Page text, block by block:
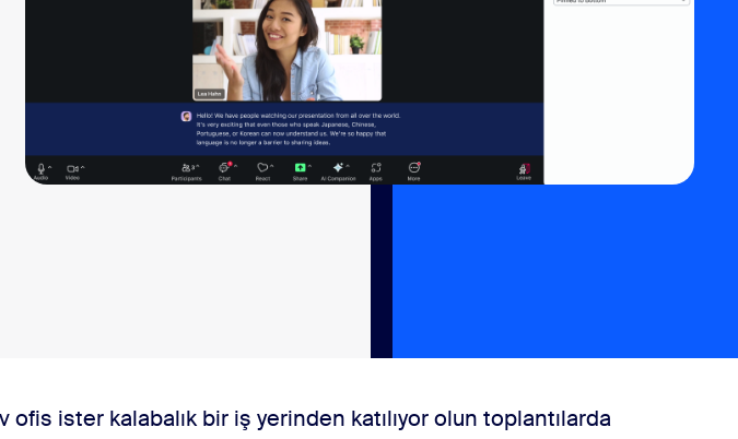
ister kalabalık bir iş yerinden katılıyor olun toplantılarda